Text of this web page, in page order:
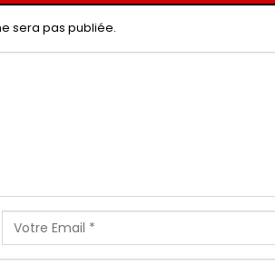
sera pas publiée.